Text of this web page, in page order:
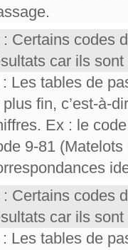
: Certains codes
car ils
: Les tables de
plus fin, c’est-à-
Ex : le
9-81
: Certains codes
car ils
: Les tables de